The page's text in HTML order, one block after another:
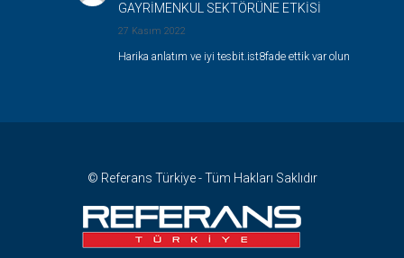
GAYRİMENKUL SEKTÖRÜNE ETKİSİ
27 Kasım 2022
Harika anlatım ve iyi tesbit.ist8fade ettik var olun
© Referans Türkiye - Tüm Hakları Saklıdır